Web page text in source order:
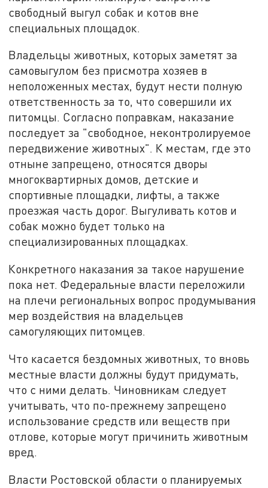
свободный выгул собак и котов вне
специальных площадок.
Владельцы животных, которых заметят за
самовыгулом без присмотра хозяев в
неположенных местах, будут нести полную
ответственность за то, что совершили их
питомцы. Согласно поправкам, наказание
последует за "свободное, неконтролируемое
передвижение животных". К местам, где это
отныне запрещено, относятся дворы
многоквартирных домов, детские и
спортивные площадки, лифты, а также
проезжая часть дорог. Выгуливать котов и
собак можно будет только на
специализированных площадках.
Конкретного наказания за такое нарушение
пока нет. Федеральные власти переложили
на плечи региональных вопрос продумывания
мер воздействия на владельцев
самогуляющих питомцев.
Что касается бездомных животных, то вновь
местные власти должны будут придумать,
что с ними делать. Чиновникам следует
учитывать, что по-прежнему запрещено
использование средств или веществ при
отлове, которые могут причинить животным
вред.
Власти Ростовской области о планируемых